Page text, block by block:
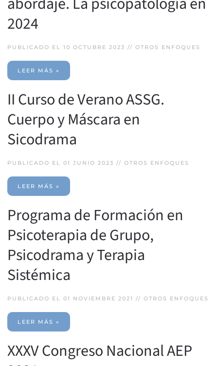
2024
PUBLICADO EL 10 OCTUBRE 2023 // OTROS ENFOQUES
LEER MÁS »
II Curso de Verano ASSG.
Cuerpo y Máscara en
Sicodrama
PUBLICADO EL 01 JUNIO 2023 // OTROS ENFOQUES
LEER MÁS »
Programa de Formación en
Psicoterapia de Grupo,
Psicodrama y Terapia
Sistémica
PUBLICADO EL 01 NOVIEMBRE 2021 // OTROS ENFOQUES
LEER MÁS »
XXXV Congreso Nacional AEP